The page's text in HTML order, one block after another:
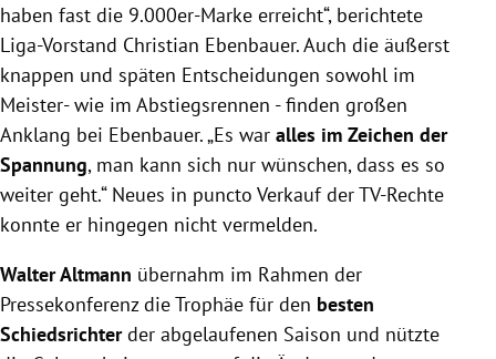
haben fast die 9.000er-Marke erreicht“, berichtete
Liga-Vorstand Christian Ebenbauer. Auch die äußerst
knappen und späten Entscheidungen sowohl im
Meister- wie im Abstiegsrennen - finden großen
Anklang bei Ebenbauer. „Es war alles im Zeichen der
Spannung, man kann sich nur wünschen, dass es so
weiter geht.“ Neues in puncto Verkauf der TV-Rechte
konnte er hingegen nicht vermelden.
Walter Altmann übernahm im Rahmen der
Pressekonferenz die Trophäe für den besten
Schiedsrichterder abgelaufenen Saison und nützte